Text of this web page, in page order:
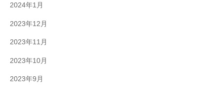
2024年1月
2023年12月
2023年11月
2023年10月
2023年9月